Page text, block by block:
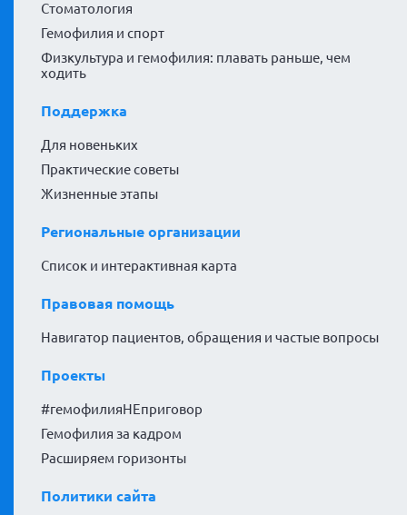
Стоматология
Гемофилия и спорт
Физкультура и гемофилия: плавать раньше, чем
ходить
Поддержка
Для новеньких
Практические советы
Жизненные этапы
Региональные организации
Список и интерактивная карта
Правовая помощь
Навигатор пациентов, обращения и частые вопросы
Проекты
#гемофилияНЕприговор
Гемофилия за кадром
Расширяем горизонты
Политики сайта